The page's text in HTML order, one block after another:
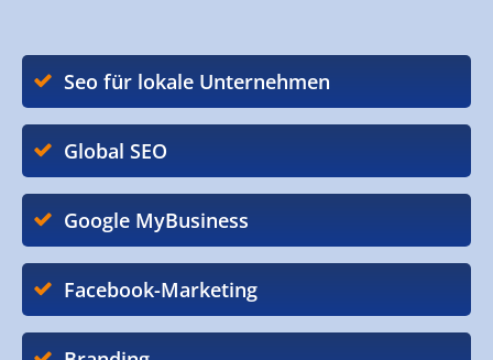
Seo für lokale Unternehmen
Global SEO
Google MyBusiness
Facebook-Marketing